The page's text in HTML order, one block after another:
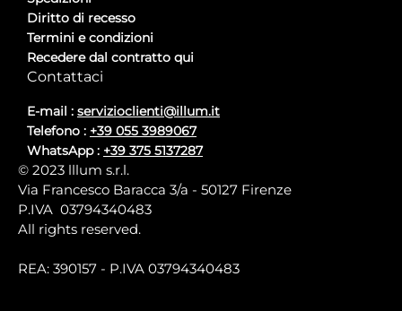
Diritto di recesso
Termini e condizioni
Recedere dal contratto qui
Contattaci
E-mail : servizioclienti@illum.it
Telefono : +39 055 3989067
WhatsApp : +39 375 5137287
© 2023 lllum s.r.l.
Via Francesco Baracca 3/a - 50127 Firenze
P.IVA 03794340483
All rights reserved.
REA: 390157 - P.IVA 03794340483